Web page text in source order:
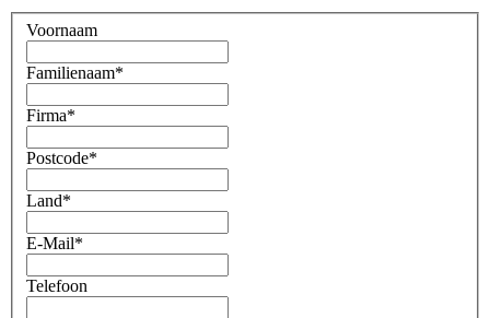
Voornaam
Familienaam*
Firma*
Postcode*
Land*
E-Mail*
Telefoon